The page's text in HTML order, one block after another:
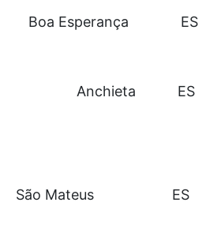
Boa Esperança ES
Anchieta ES
São Mateus ES